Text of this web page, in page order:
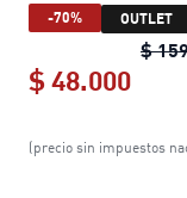
-70% OUTLET
$
$ 48.000
(precio sin impuestos